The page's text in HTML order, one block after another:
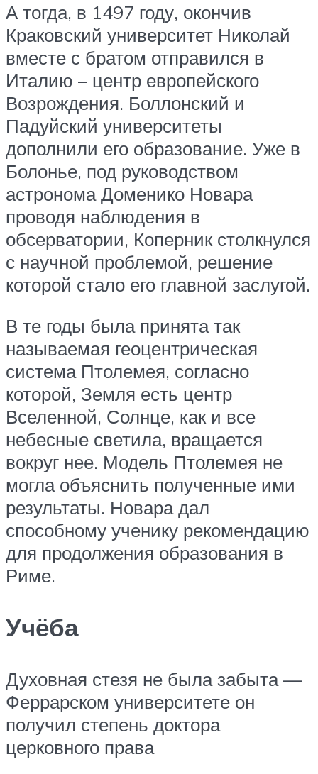
А тогда, в 1497 году, окончив
Краковский университет Николай
вместе с братом отправился в
Италию – центр европейского
Возрождения. Боллонский и
Падуйский университеты
дополнили его образование. Уже в
Болонье, под руководством
астронома Доменико Новара
проводя наблюдения в
обсерватории, Коперник столкнулся
с научной проблемой, решение
которой стало его главной заслугой.
В те годы была принята так
называемая геоцентрическая
система Птолемея, согласно
которой, Земля есть центр
Вселенной, Солнце, как и все
небесные светила, вращается
вокруг нее. Модель Птолемея не
могла объяснить полученные ими
результаты. Новара дал
способному ученику рекомендацию
для продолжения образования в
Риме.
Учёба
Духовная стезя не была забыта —
Феррарском университете он
получил степень доктора
церковного права